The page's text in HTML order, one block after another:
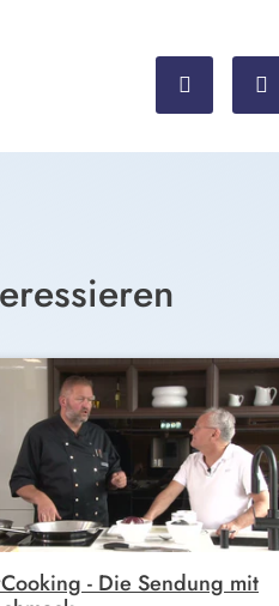
- Die Sendung mit